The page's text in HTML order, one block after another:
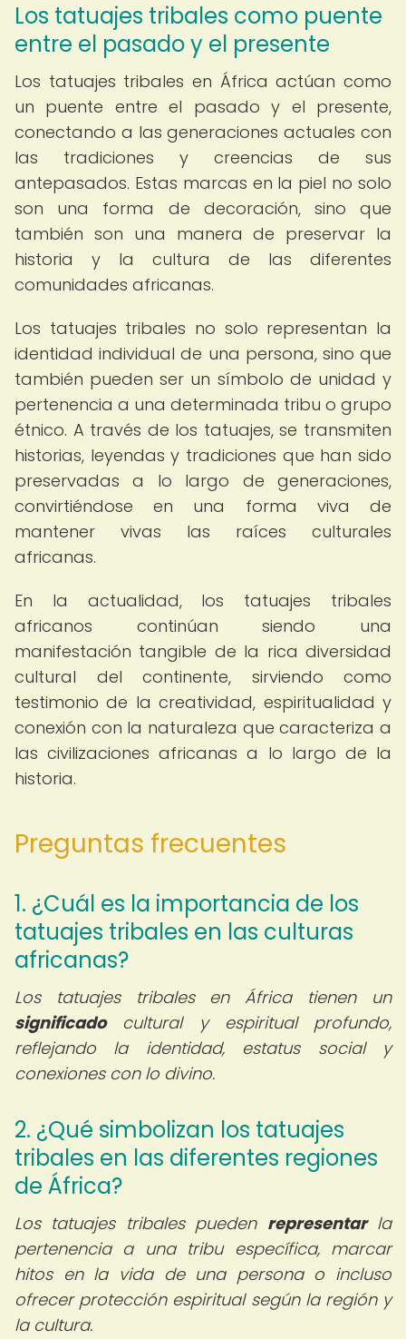
Los tatuajes tribales como puente
entre el pasado y el presente
Los tatuajes tribales en África actúan como
un puente entre el pasado y el presente,
conectando a las generaciones actuales con
las tradiciones y creencias de sus
antepasados. Estas marcas en la piel no solo
son una forma de decoración, sino que
también son una manera de preservar la
historia y la cultura de las diferentes
comunidades africanas.
Los tatuajes tribales no solo representan la
identidad individual de una persona, sino que
también pueden ser un símbolo de unidad y
pertenencia a una determinada tribu o grupo
étnico. A través de los tatuajes, se transmiten
historias, leyendas y tradiciones que han sido
preservadas a lo largo de generaciones,
convirtiéndose en una forma viva de
mantener vivas las raíces culturales
africanas.
En la actualidad, los tatuajes tribales
africanos continúan siendo una
manifestación tangible de la rica diversidad
cultural del continente, sirviendo como
testimonio de la creatividad, espiritualidad y
conexión con la naturaleza que caracteriza a
las civilizaciones africanas a lo largo de la
historia.
Preguntas frecuentes
1. ¿Cuál es la importancia de los
tatuajes tribales en las culturas
africanas?
Los tatuajes tribales en África tienen un
significadocultural y espiritual profundo,
reflejando la identidad, estatus social y
conexiones con lo divino.
2. ¿Qué simbolizan los tatuajes
tribales en las diferentes regiones
de África?
Los tatuajes tribales pueden representarla
pertenencia a una tribu específica, marcar
hitos en la vida de una persona o incluso
ofrecer protección espiritual según la región y
la cultura.